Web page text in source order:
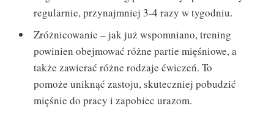
regularnie, przynajmniej 3-4 razy w tygodniu.
Zróżnicowanie – jak już wspomniano, trening
powinien obejmować różne partie mięśniowe, a
także zawierać różne rodzaje ćwiczeń. To
pomoże uniknąć zastoju, skuteczniej pobudzić
mięśnie do pracy i zapobiec urazom.